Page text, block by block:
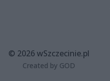
© 2026 wSzczecinie.pl
Created by GOD